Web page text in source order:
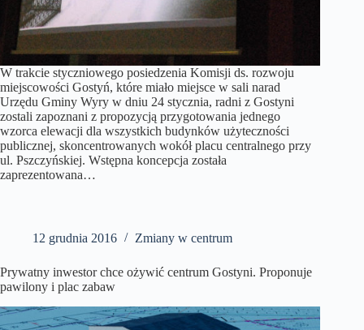
W trakcie styczniowego posiedzenia Komisji ds. rozwoju
miejscowości Gostyń, które miało miejsce w sali narad
Urzędu Gminy Wyry w dniu 24 stycznia, radni z Gostyni
zostali zapoznani z propozycją przygotowania jednego
wzorca elewacji dla wszystkich budynków użyteczności
publicznej, skoncentrowanych wokół placu centralnego przy
ul. Pszczyńskiej. Wstępna koncepcja została
zaprezentowana…
12 grudnia 2016 Zmiany w centrum
Prywatny inwestor chce ożywić centrum Gostyni. Proponuje
pawilony i plac zabaw